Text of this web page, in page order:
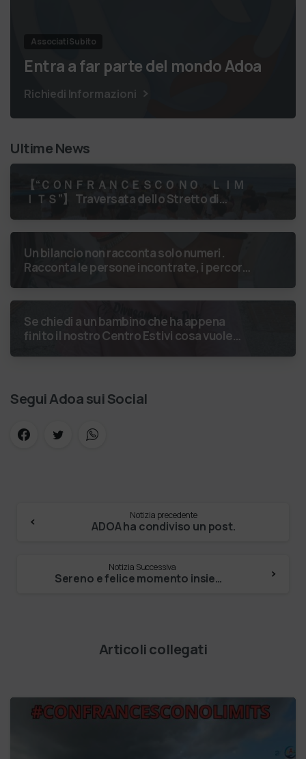
Associati Subito
Entra a far parte del mondo Adoa
Richiedi Informazioni
Ultime News
【 “ＣＯＮＦＲＡＮＣＥＳＣＯ ＮＯ ＬＩＭ
ＩＴＳ”】 Traversata dello Stretto di
Un bilancio non racconta solo numeri.
Racconta le persone incontrate, i percorsi
Se chiedi a un bambino che ha appena
finito il nostro Centro Estivi cosa vuole
Segui Adoa sui Social
Notizia precedente
ADOA ha condiviso un post.
Notizia Successiva
Sereno e felice momento insieme fra dipendenti e …
Articoli collegati